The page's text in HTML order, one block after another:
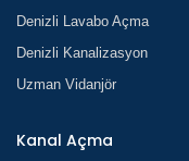
Denizli Lavabo Açma
Denizli Kanalizasyon
Uzman Vidanjör
Kanal Açma